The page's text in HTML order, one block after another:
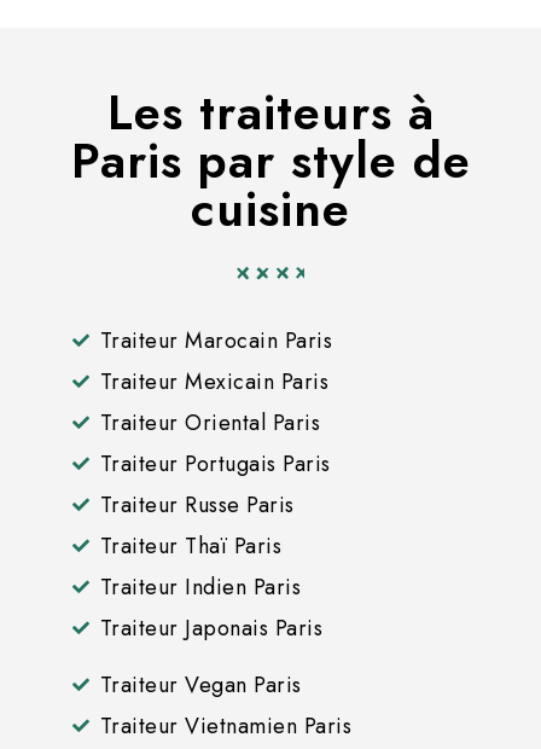
Les traiteurs à
Paris par style de
cuisine
Traiteur Marocain Paris
Traiteur Mexicain Paris
Traiteur Oriental Paris
Traiteur Portugais Paris
Traiteur Russe Paris
Traiteur Thaï Paris
Traiteur Indien Paris
Traiteur Japonais Paris
Traiteur Vegan Paris
Traiteur Vietnamien Paris